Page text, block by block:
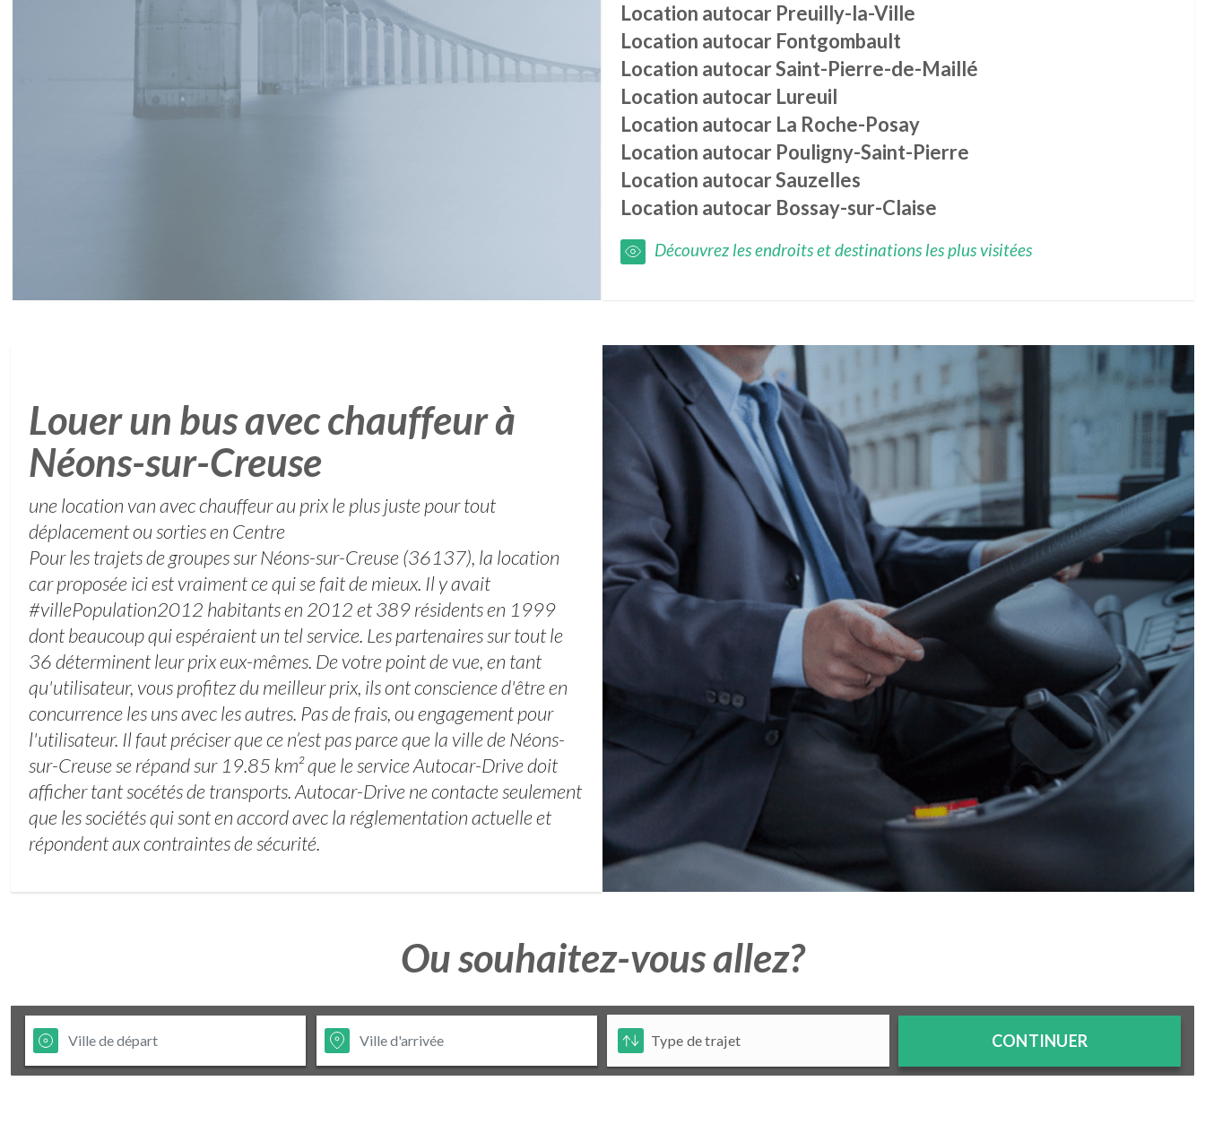
Location autocar Preuilly-la-Ville
Location autocar Fontgombault
Location autocarSaint-Pierre-de-Maillé
Location autocar Lureuil
Location autocar La Roche-Posay
Location autocar Pouligny-Saint-Pierre
Location autocarSauzelles
Location autocar Bossay-sur-Claise
Découvrez les endroits et destinations les plus visitées
Louer un bus avec chauffeur à
Néons-sur-Creuse
une location van avec chauffeur au prix le plus juste pour tout
déplacement ou sorties en Centre
Pour les trajets de groupes sur Néons-sur-Creuse (36137), la location
car proposée ici est vraiment ce qui se fait de mieux. Il y avait
#villePopulation2012 habitants en 2012 et 389 résidents en 1999
dont beaucoup qui espéraient un tel service. Les partenaires sur tout le
36 déterminent leur prix eux-mêmes. De votre point de vue, en tant
qu'utilisateur, vous profitez du meilleur prix, ils ont conscience d'être en
concurrence les uns avec les autres. Pas de frais, ou engagement pour
l'utilisateur. Il faut préciser que ce n’est pas parce que la ville de Néons-
sur-Creuse se répand sur 19.85 km² que le service Autocar-Drive doit
afficher tant socétés de transports. Autocar-Drive ne contacte seulement
que les sociétés qui sont en accord avec la réglementation actuelle et
répondent aux contraintes de sécurité.
Ou souhaitez-vous allez?
CONTINUER